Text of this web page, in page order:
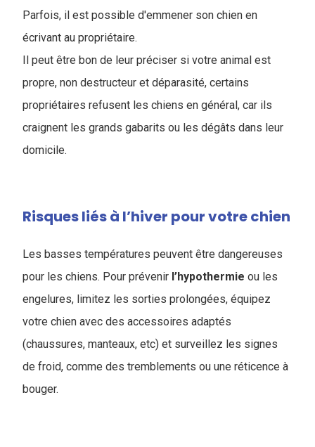
Parfois, il est possible d'emmener son chien en
écrivant au propriétaire.
Il peut être bon de leur préciser si votre animal est
propre, non destructeur et déparasité, certains
propriétaires refusent les chiens en général, car ils
craignent les grands gabarits ou les dégâts dans leur
domicile.
Risques liés à l’hiver pour votre chien
Les basses températures peuvent être dangereuses
pour les chiens. Pour prévenir l’hypothermie ou les
engelures, limitez les sorties prolongées, équipez
votre chien avec des accessoires adaptés
(chaussures, manteaux, etc) et surveillez les signes
de froid, comme des tremblements ou une réticence à
bouger.